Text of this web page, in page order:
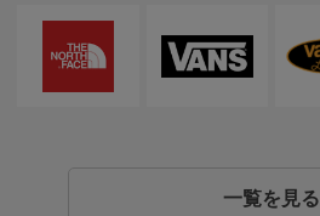
一覧を見る